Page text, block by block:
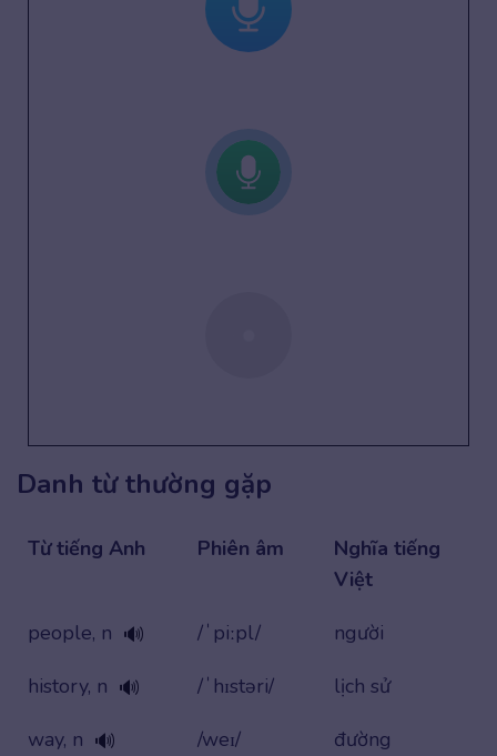
Danh từ thường gặp
Từ tiếng Anh Phiên âm
Nghĩa tiếng
Việt
people, n 🔊 /ˈpiːpl/
người
history, n 🔊 /ˈhɪstəri/
lịch sử
way, n 🔊 /weɪ/
đường